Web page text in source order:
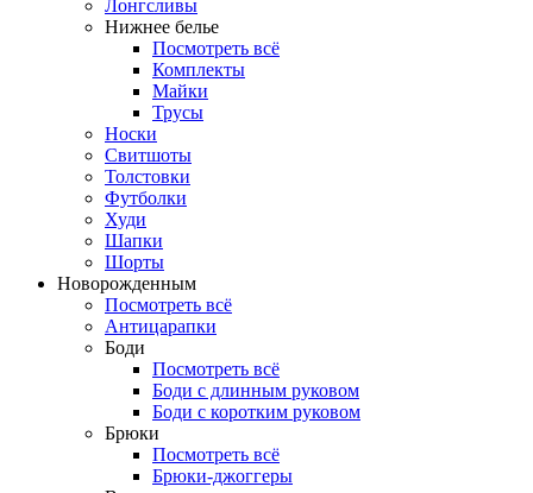
Лонгсливы
Нижнее белье
Посмотреть всё
Комплекты
Майки
Трусы
Носки
Свитшоты
Толстовки
Футболки
Худи
Шапки
Шорты
Новорожденным
Посмотреть всё
Антицарапки
Боди
Посмотреть всё
Боди с длинным руковом
Боди с коротким руковом
Брюки
Посмотреть всё
Брюки-джоггеры